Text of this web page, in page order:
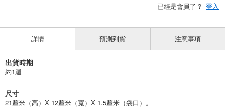
已經是會員了？ 登入
詳情
出貨時期
約1週
尺寸
21釐米（高）X 12釐米（寬）X 1.5釐米（袋口）。
預測到貨 注意事項